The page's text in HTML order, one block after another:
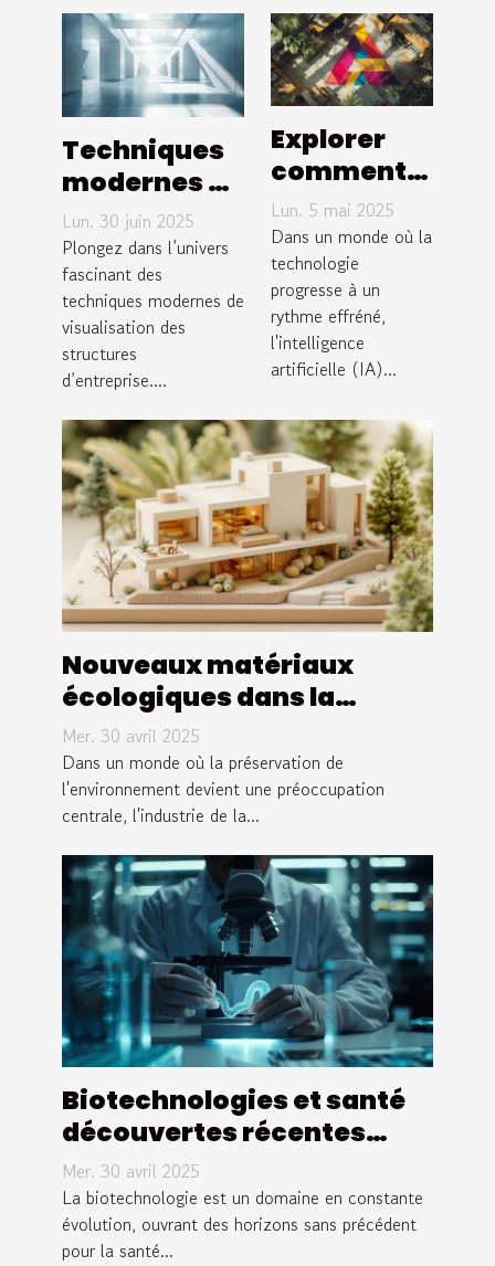
Techniques
modernes de
visualisation
des
structures
d'entreprise
Lun. 30 juin 2025
Plongez dans l’univers
fascinant des
techniques modernes de
visualisation des
structures
d’entreprise....
Explorer
comment
l'IA
transforme
la création
de logos et
d'images
visuelles
Lun. 5 mai 2025
Dans un monde où la
technologie
progresse à un
rythme effréné,
l'intelligence
artificielle (IA)...
Nouveaux matériaux
écologiques dans la
construction moderne
Mer. 30 avril 2025
Dans un monde où la préservation de
l'environnement devient une préoccupation
centrale, l'industrie de la...
Biotechnologies et santé
découvertes récentes
prometteuses pour
l'avenir médical
Mer. 30 avril 2025
La biotechnologie est un domaine en constante
évolution, ouvrant des horizons sans précédent
pour la santé...